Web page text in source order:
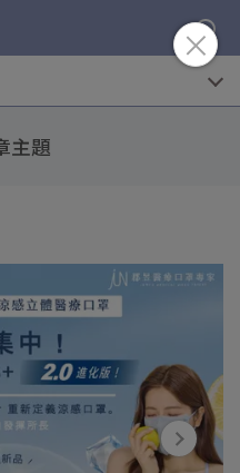
主題